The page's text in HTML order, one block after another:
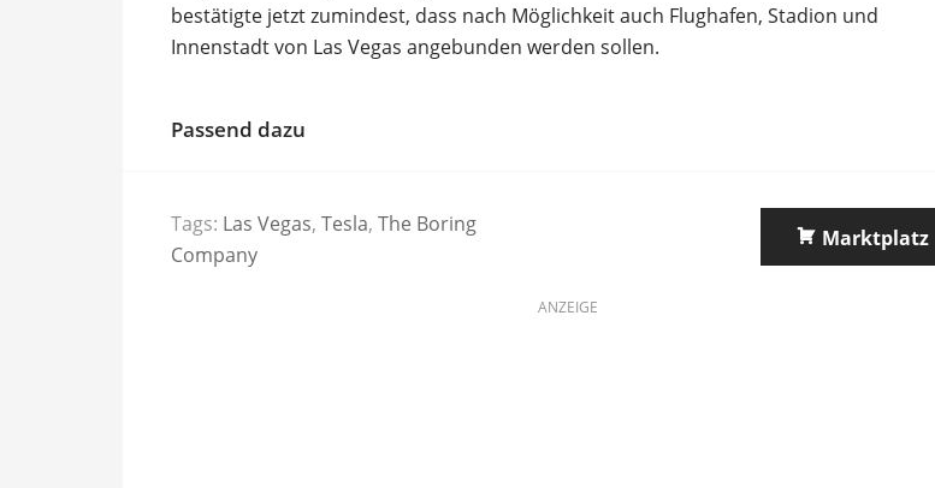
bestätigte jetzt zumindest, dass nach Möglichkeit auch Flughafen, Stadion und
Innenstadt von Las Vegas angebunden werden sollen.
Passend dazu
Tags: Las Vegas, Tesla, The Boring
Company
Marktplatz
ANZEIGE